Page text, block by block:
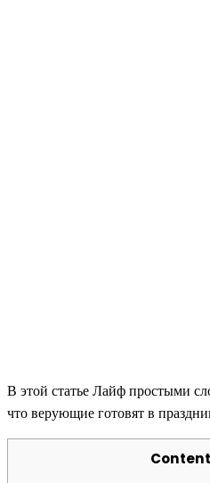
В этой статье Лайф простыми
что верующие готовят в